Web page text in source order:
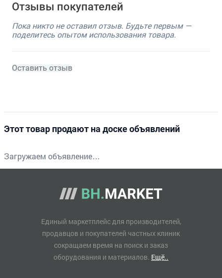
Отзывы покупателей
Пока никто не оставил отзыв. Будьте первым —
поделитесь опытом использования товара.
Оставить отзыв
Этот товар продают на доске объявлений
Загружаем объявление…
Единый маркетплейс для производителей,
продавцов и покупателей частных клиник
сокращаем время на поиск и заказ
оборудования и материалов. Ещё..